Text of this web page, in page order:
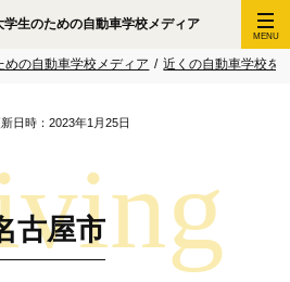
生のための自動車学校メディア
MENU
の自動車学校メディア / 近くの自動車学校を
新日時：2023年1月25日
古屋市